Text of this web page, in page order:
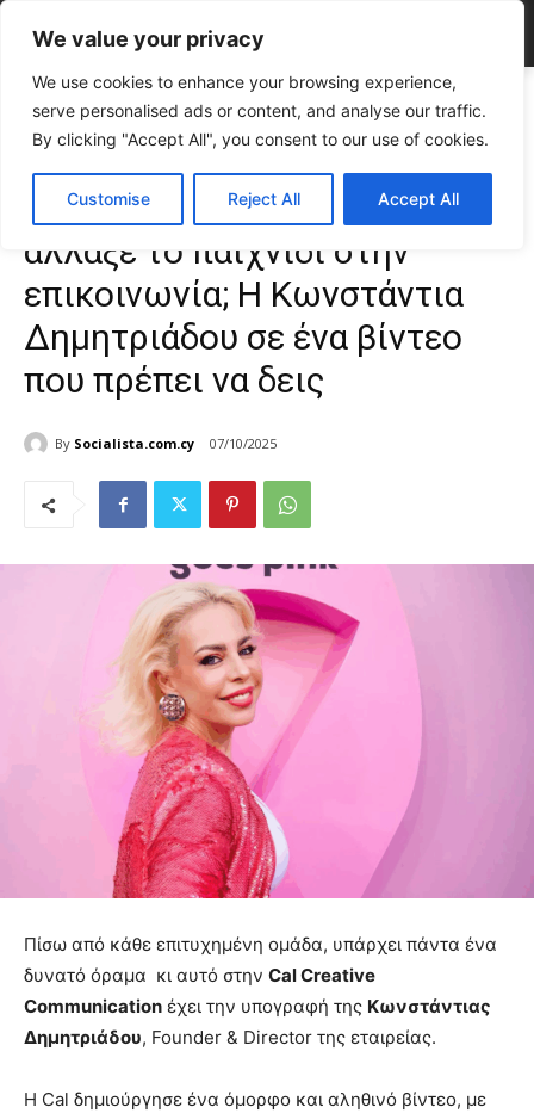
We value your privacy
We use cookies to enhance your browsing experience,
serve personalised ads or content, and analyse our traffic.
By clicking "Accept All", you consent to our use of cookies.
Customise Reject All Accept All
Home CELEBRITIES
Ποια είναι η γυναίκα που άλλαξε το παιχνίδι
στην επικοινωνία; Η Κωνστάντια...
Ποια είναι η γυναίκα που
άλλαξε το παιχνίδι στην
επικοινωνία; Η Κωνστάντια
Δημητριάδου σε ένα βίντεο
που πρέπει να δεις
By Socialista.com.cy 07/10/2025
Πίσω από κάθε επιτυχημένη ομάδα, υπάρχει πάντα ένα
δυνατό όραμα κι αυτό στην Cal Creative
Communication έχει την υπογραφή της Κωνστάντιας
Δημητριάδου, Founder & Director της εταιρείας.
Η Cal δημιούργησε ένα όμορφο και αληθινό βίντεο, με